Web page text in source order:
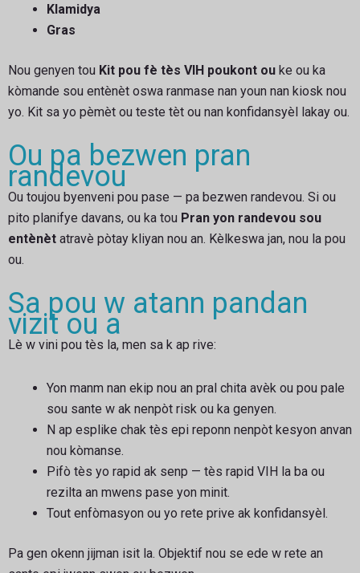
Klamidya
Gras
Nou genyen tou Kit pou fè tès VIH poukont ou ke ou ka
kòmande sou entènèt oswa ranmase nan youn nan kiosk nou
yo. Kit sa yo pèmèt ou teste tèt ou nan konfidansyèl lakay ou.
Ou pa bezwen pran
randevou
Ou toujou byenveni pou pase — pa bezwen randevou. Si ou
pito planifye davans, ou ka tou Pran yon randevou sou
entènèt atravè pòtay kliyan nou an. Kèlkeswa jan, nou la pou
ou.
Sa pou w atann pandan
vizit ou a
Lè w vini pou tès la, men sa k ap rive:
Yon manm nan ekip nou an pral chita avèk ou pou pale
sou sante w ak nenpòt risk ou ka genyen.
N ap esplike chak tès epi reponn nenpòt kesyon anvan
nou kòmanse.
Pifò tès yo rapid ak senp — tès rapid VIH la ba ou
rezilta an mwens pase yon minit.
Tout enfòmasyon ou yo rete prive ak konfidansyèl.
Pa gen okenn jijman isit la. Objektif nou se ede w rete an